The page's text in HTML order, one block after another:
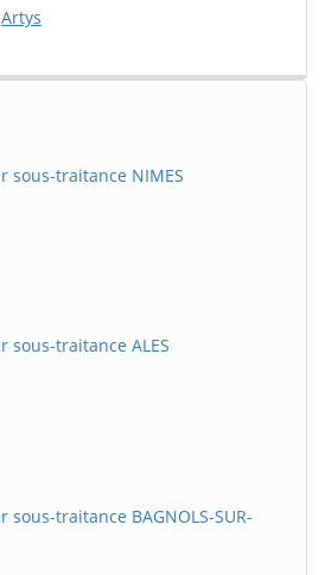
Artys
sous-traitance NIMES
sous-traitance ALES
traitance BAGNOLS-SUR-